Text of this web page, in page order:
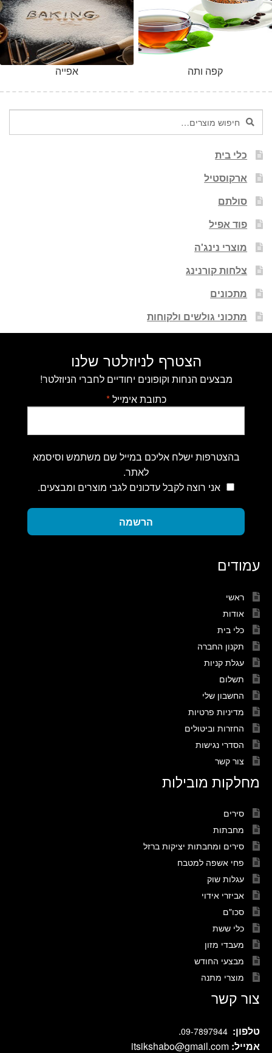
אפייה קפה ותה
חיפוש
עבור:
חיפוש
כלי בית
ארקוסטיל
סולתם
פוד אפיל
מוצרי נינג'ה
צלחות קורנינג
מתכונים
מתכוני גולשים ולקוחות
הצטרף לניוזלטר שלנו
מבצעים הנחות וקופונים יחודיים לחברי הניוזלטר!
כתובת אימייל*
בהצטרפות ישלח אליכם במייל שם משתמש וסיסמא
לאתר.
אני רוצה לקבל עדכונים לגבי מוצרים ומבצעים.
הרשמה
עמודים
ראשי
אודות
כלי בית
תקנון החברה
עגלת קניות
תשלום
החשבון שלי
מדיניות פרטיות
החזרות וביטולים
הסדרי נגישות
צור קשר
מחלקות מובילות
סירים
מחבתות
סירים ומחבתות יציקות ברזל
פחי אשפה למטבח
עגלות שוק
אביזרי אידוי
סכו"ם
כלי ששת
מעבדי מזון
מבצעי החודש
מוצרי מתנה
צור קשר
טלפון: 09-7897944
.
אמייל: itsikshabo@gmail.com